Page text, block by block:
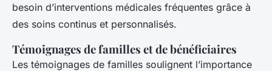
besoin d’interventions médicales fréquentes grâce à
des soins continus et personnalisés.
Témoignages de familles et de bénéficiaires
Les témoignages de familles soulignent l’importance